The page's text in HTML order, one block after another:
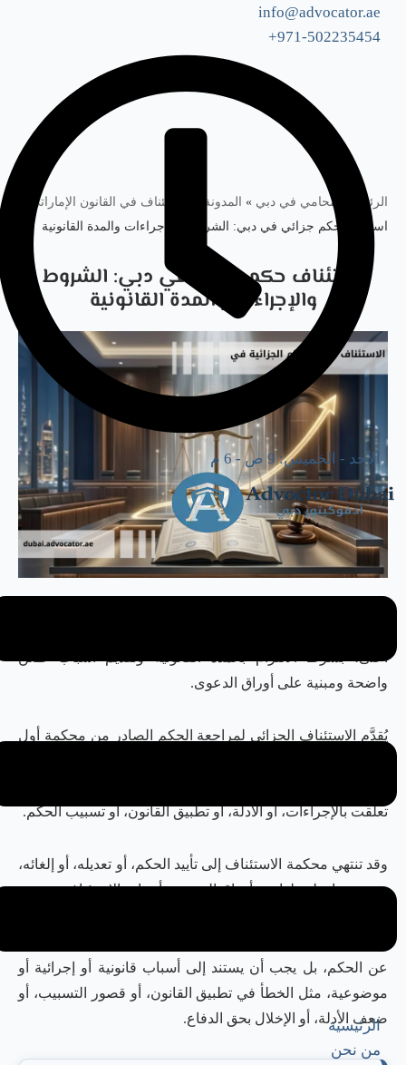
info@advocator.ae
971-502235454+
الأحد - الخميس: 9 ص - 6 م
الرئيسية
من نحن
الرئيسية: محامي في دبي » المدونة الاستئناف في القانون الإماراتي
استئناف حكم جزائي في دبي: الشروط والإجراءات والمدة القانونية
استئناف حكم جزائي في دبي: الشروط
والإجراءات والمدة القانونية
أعلى، بشرط الالتزام بالمدة القانونية وتقديم أسباب طعن
واضحة ومبنية على أوراق الدعوى.
يُقدَّم الاستئناف الجزائي لمراجعة الحكم الصادر من محكمة أول
تعلقت بالإجراءات، أو الأدلة، أو تطبيق القانون، أو تسبيب الحكم.
وقد تنتهي محكمة الاستئناف إلى تأييد الحكم، أو تعديله، أو إلغائه،
بحسب ما يظهر لها من أوراق الدعوى وأسباب الاستئناف.
عن الحكم، بل يجب أن يستند إلى أسباب قانونية أو إجرائية أو
موضوعية، مثل الخطأ في تطبيق القانون، أو قصور التسبيب، أو
ضعف الأدلة، أو الإخلال بحق الدفاع.